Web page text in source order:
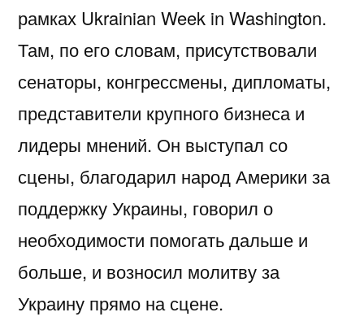
рамках Ukrainian Week in Washington.
Там, по его словам, присутствовали
сенаторы, конгрессмены, дипломаты,
представители крупного бизнеса и
лидеры мнений. Он выступал со
сцены, благодарил народ Америки за
поддержку Украины, говорил о
необходимости помогать дальше и
больше, и возносил молитву за
Украину прямо на сцене.